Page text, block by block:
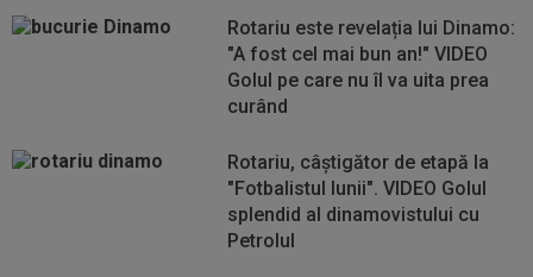
Rotariu este revelația lui Dinamo:
"A fost cel mai bun an!" VIDEO
Golul pe care nu îl va uita prea
curând
Rotariu, câştigător de etapă la
"Fotbalistul lunii". VIDEO Golul
splendid al dinamovistului cu
Petrolul